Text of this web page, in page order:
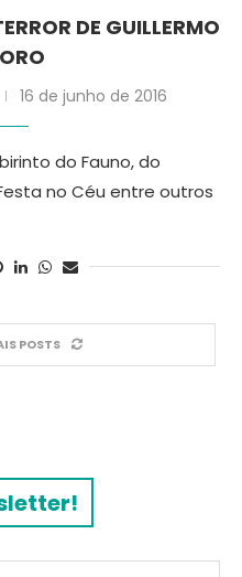
DE GUILLERMO
16 de junho de 2016
do Fauno, do
no Céu entre outros
POSTS